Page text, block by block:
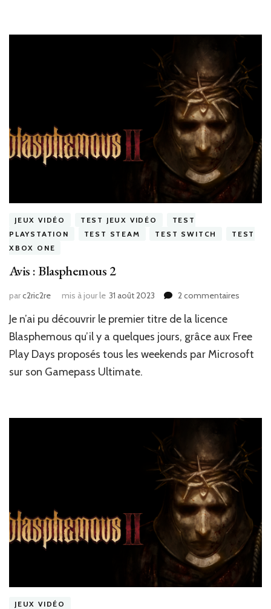
JEUX VIDÉO TEST JEUX VIDÉO
TEST
PLAYSTATION
TEST STEAM TEST SWITCH
TEST
XBOX ONE
Avis : Blasphemous 2
parc2ric2re mis à jour le 31 août 2023 2 commentaires
Je n’ai pu découvrir le premier titre de la licence
Blasphemous qu’il y a quelques jours, grâce aux Free
Play Days proposés tous les weekends par Microsoft
sur son Gamepass Ultimate.
JEUX VIDÉO